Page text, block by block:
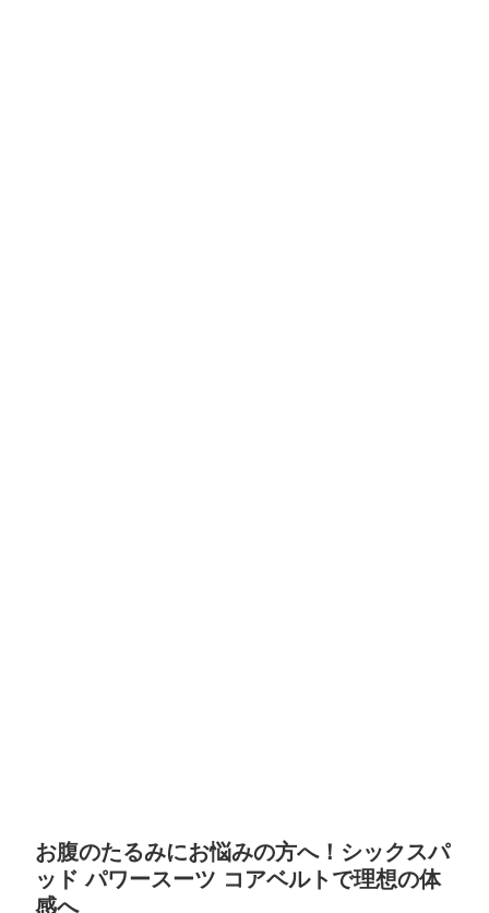
お腹のたるみにお悩みの方へ！シックスパ
ッド パワースーツ コアベルトで理想の体
感へ